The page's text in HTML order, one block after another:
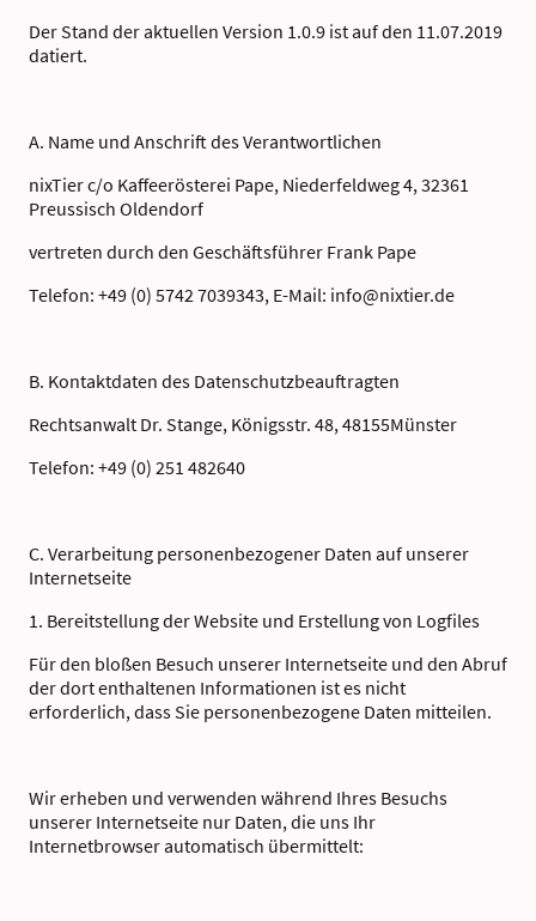
Der Stand der aktuellen Version 1.0.9 ist auf den 11.07.2019
datiert.
A. Name und Anschrift des Verantwortlichen
nixTier c/o Kaffeerösterei Pape, Niederfeldweg 4, 32361
Preussisch Oldendorf
vertreten durch den Geschäftsführer Frank Pape
Telefon: +49 (0) 5742 7039343, E-Mail: info@nixtier.de
B. Kontaktdaten des Datenschutzbeauftragten
Rechtsanwalt Dr. Stange, Königsstr. 48, 48155Münster
Telefon: +49 (0) 251 482640
C. Verarbeitung personenbezogener Daten auf unserer
Internetseite
1. Bereitstellung der Website und Erstellung von Logfiles
Für den bloßen Besuch unserer Internetseite und den Abruf
der dort enthaltenen Informationen ist es nicht
erforderlich, dass Sie personenbezogene Daten mitteilen.
Wir erheben und verwenden während Ihres Besuchs
unserer Internetseite nur Daten, die uns Ihr
Internetbrowser automatisch übermittelt: